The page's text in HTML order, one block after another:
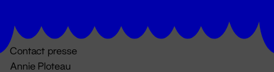
Contact presse
Annie Ploteau